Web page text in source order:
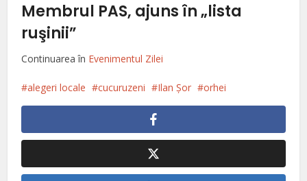
Membrul PAS, ajuns în „lista
ruşinii”
Continuarea în Evenimentul Zilei
alegeri locale cucuruzeni Ilan Şor orhei